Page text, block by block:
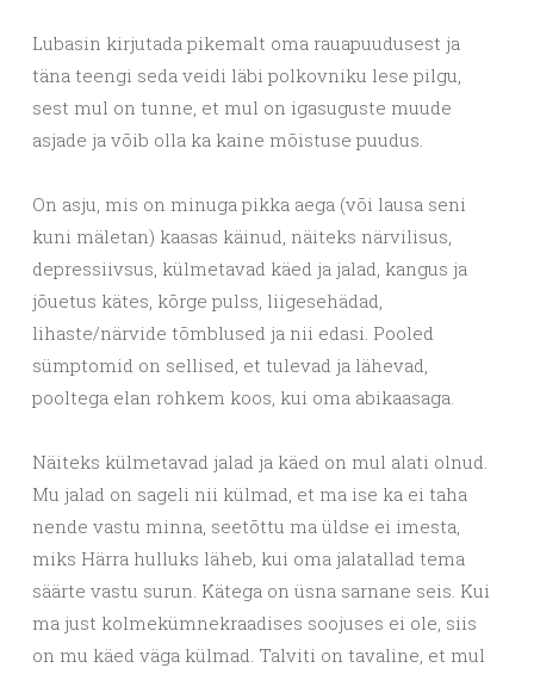
Lubasin kirjutada pikemalt oma rauapuudusest ja
täna teengi seda veidi läbi polkovniku lese pilgu,
sest mul on tunne, et mul on igasuguste muude
asjade ja võib olla ka kaine mõistuse puudus.
On asju, mis on minuga pikka aega (või lausa seni
kuni mäletan) kaasas käinud, näiteks närvilisus,
depressiivsus, külmetavad käed ja jalad, kangus ja
jõuetus kätes, kõrge pulss, liigesehädad,
lihaste/närvide tõmblused ja nii edasi. Pooled
sümptomid on sellised, et tulevad ja lähevad,
pooltega elan rohkem koos, kui oma abikaasaga.
Näiteks külmetavad jalad ja käed on mul alati olnud.
Mu jalad on sageli nii külmad, et ma ise ka ei taha
nende vastu minna, seetõttu ma üldse ei imesta,
miks Härra hulluks läheb, kui oma jalatallad tema
säärte vastu surun. Kätega on üsna sarnane seis. Kui
ma just kolmekümnekraadises soojuses ei ole, siis
on mu käed väga külmad. Talviti on tavaline, et mul